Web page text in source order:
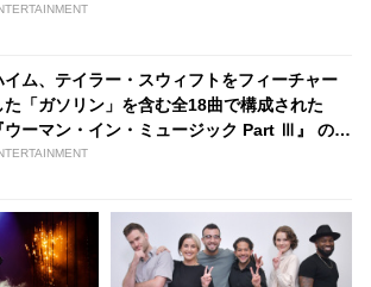
”１５年ぶり”にスクリーンに登場！本編映像
イム、テイラー・スウィフトをフィーチャー
た「ガソリン」を含む全18曲で構成された
ウーマン・イン・ミュージック Part Ⅲ』 の拡
盤をサプライズ・リリース［オーディオあ